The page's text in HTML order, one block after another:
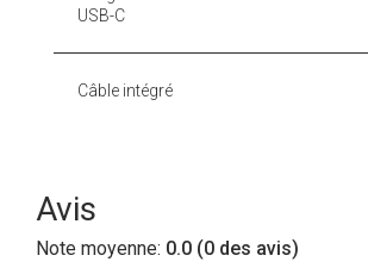
USB-C
Câble intégré
Avis
Note moyenne: 0.0 (0 des avis)